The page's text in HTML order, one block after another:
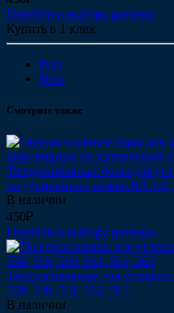
Перейти к выбору размера
Купить в 1 клик
Prev
Next
Смотрите также
Твердосплавные боры для
на удлиненной ножке RA 1/2,
В наличии
450₽
Перейти к выбору размера
Твердосплавные для
559, 560, 561, 562, 563
В наличии